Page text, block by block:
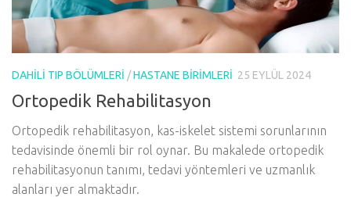
DAHILI TIP BÖLÜMLERI /HASTANE BIRIMLERI 25 EYLÜL 2024
Ortopedik Rehabilitasyon
Ortopedik rehabilitasyon, kas-iskelet sistemi sorunlarının
tedavisinde önemli bir rol oynar. Bu makalede ortopedik
rehabilitasyonun tanımı, tedavi yöntemleri ve uzmanlık
alanları yer almaktadır.